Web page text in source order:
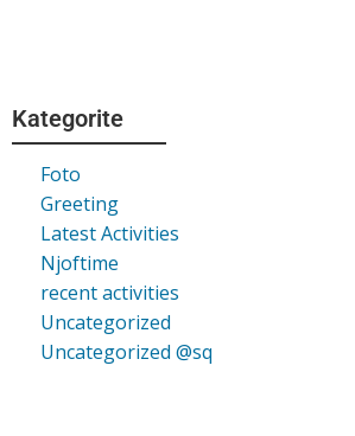
Kategorite
Foto
Greeting
Latest Activities
Njoftime
recent activities
Uncategorized
Uncategorized @sq